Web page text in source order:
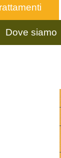
Dove siamo